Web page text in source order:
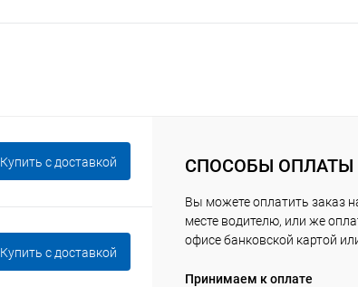
Купить c доставкой
Купить c доставкой
СПОСОБЫ ОПЛАТЫ
Вы можете оплатить заказ
месте водителю, или же
офисе банковской картой
Принимаем к оплате